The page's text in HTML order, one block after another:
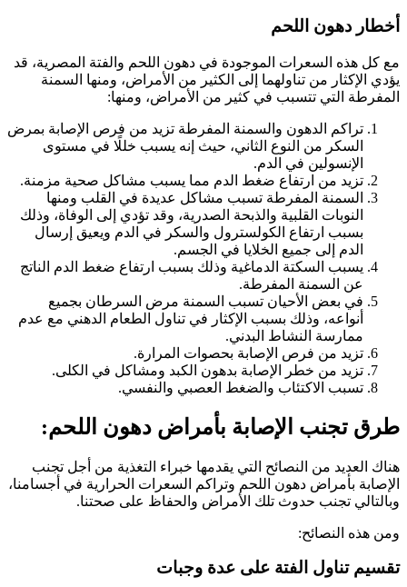
دهون اللحم
كل هذه السعرات الموجودة في دهون اللحم والفتة المصرية، قد
الإكثار من تناولهما إلى الكثير من الأمراض، ومنها السمنة
التي تتسبب في كثير من الأمراض، ومنها:
تراكم الدهون والسمنة المفرطة تزيد من فرص الإصابة بمرض
السكر من النوع الثاني، حيث إنه يسبب خللًا في مستوى
الإنسولين في الدم.
تزيد من ارتفاع ضغط الدم مما يسبب مشاكل صحية مزمنة.
السمنة المفرطة تسبب مشاكل عديدة في القلب ومنها
النوبات القلبية والذبحة الصدرية، وقد تؤدي إلى الوفاة، وذلك
بسبب ارتفاع الكولسترول والسكر في الدم ويعيق إرسال
الدم إلى جميع الخلايا في الجسم.
يسبب السكتة الدماغية وذلك بسبب ارتفاع ضغط الدم الناتج
عن السمنة المفرطة.
في بعض الأحيان تسبب السمنة مرض السرطان بجميع
أنواعه، وذلك بسبب الإكثار في تناول الطعام الدهني مع عدم
ممارسة النشاط البدني.
تزيد من فرص الإصابة بحصوات المرارة.
تزيد من خطر الإصابة بدهون الكبد ومشاكل في الكلى.
تسبب الاكتئاب والضغط العصبي والنفسي.
تجنب الإصابة بأمراض دهون اللحم:
العديد من النصائح التي يقدمها خبراء التغذية من أجل تجنب
بأمراض دهون اللحم وتراكم السعرات الحرارية في أجسامنا،
تجنب حدوث تلك الأمراض والحفاظ على صحتنا.
هذه النصائح:
تناول الفتة على عدة وجبات